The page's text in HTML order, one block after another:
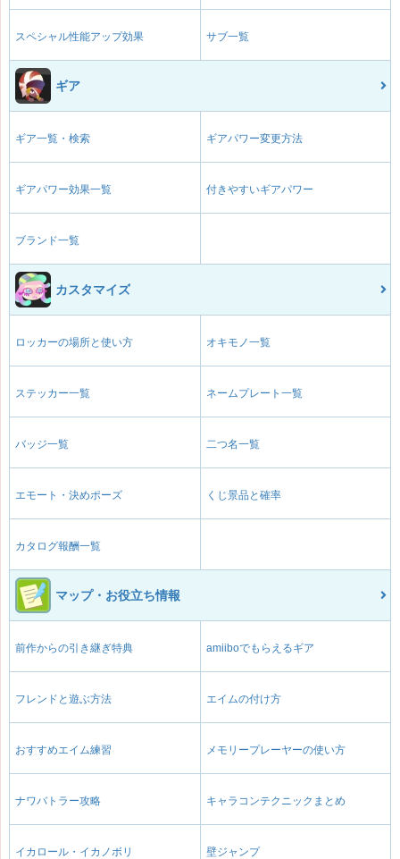
スペシャル性能アップ効果 サブ一覧
ギア
ギア一覧・検索 ギアパワー変更方法
ギアパワー効果一覧 付きやすいギアパワー
ブランド一覧
カスタマイズ
ロッカーの場所と使い方 オキモノ一覧
ステッカー一覧 ネームプレート一覧
バッジ一覧 二つ名一覧
エモート・決めポーズ くじ景品と確率
カタログ報酬一覧
マップ・お役立ち情報
前作からの引き継ぎ特典 amiiboでもらえるギア
フレンドと遊ぶ方法 エイムの付け方
おすすめエイム練習 メモリープレーヤーの使い方
ナワバトラー攻略 キャラコンテクニックまとめ
イカロール・イカノボリ 壁ジャンプ